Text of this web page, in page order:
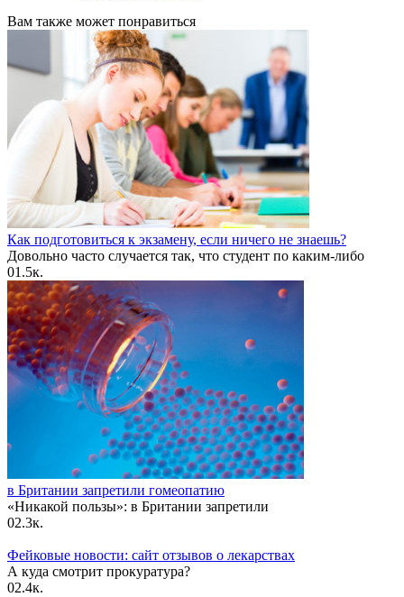
Вам также может понравиться
Как подготовиться к экзамену, если ничего не знаешь?
Довольно часто случается так, что студент по каким-либо
01.5к.
в Британии запретили гомеопатию
«Никакой пользы»: в Британии запретили
02.3к.
Фейковые новости: сайт отзывов о лекарствах
А куда смотрит прокуратура?
02.4к.